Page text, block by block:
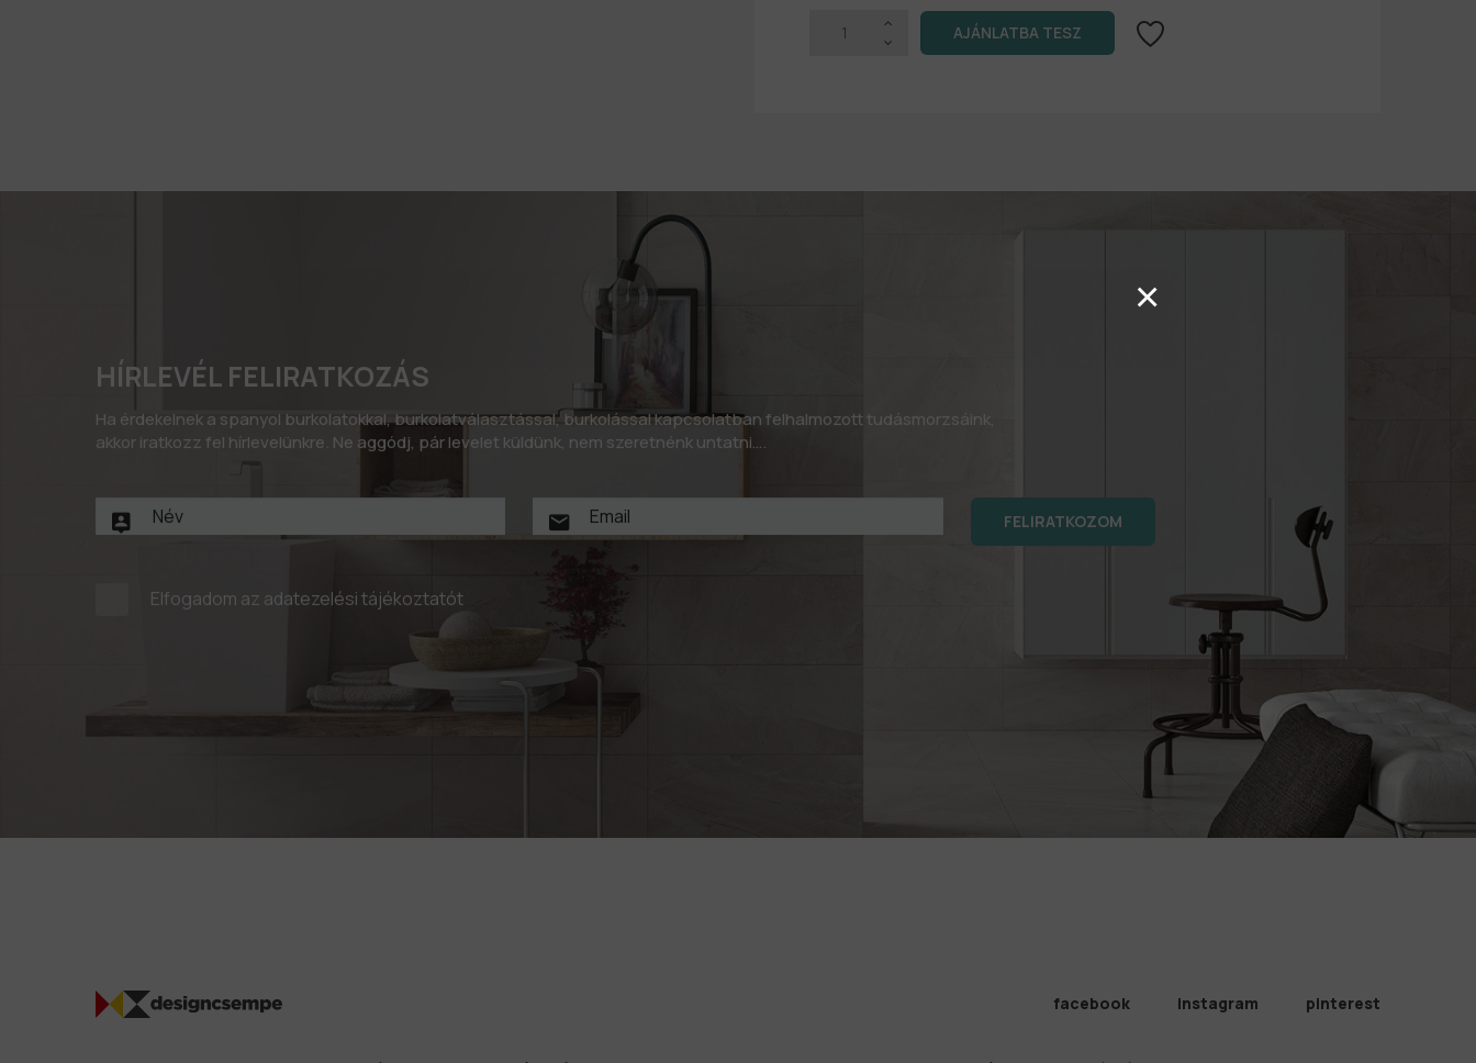
HÍRLEVÉL FELIRATKOZÁS
Ha érdekelnek a spanyol burkolatokkal, burkolatválasztással, burkolással kapcsolatban felhalmozott tudásmorzsáink,
akkor iratkozz fel hírlevelünkre. Ne aggódj, pár levelet küldünk, nem szeretnénk untatni….
FELIRATKOZOM
Elfogadom az adatezelési tájékoztatót
facebook instagram pinterest
×